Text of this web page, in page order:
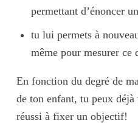
permettant d’énoncer
tu lui permets à
même pour mesurer ce
En fonction du degré de
de ton enfant, tu peux
réussi à fixer un objectif!